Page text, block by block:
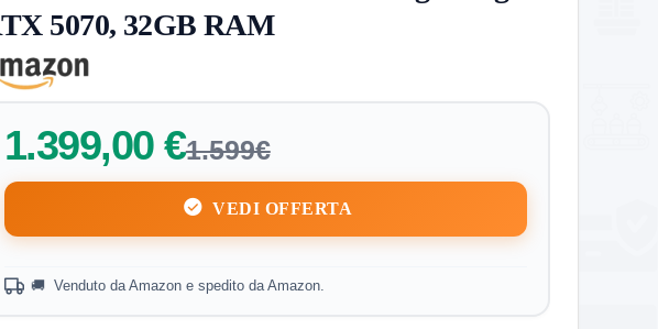
5070, 32GB RAM
1.399,00 €1.599€
VEDI OFFERTA
🚚 Venduto da Amazon e spedito da Amazon.